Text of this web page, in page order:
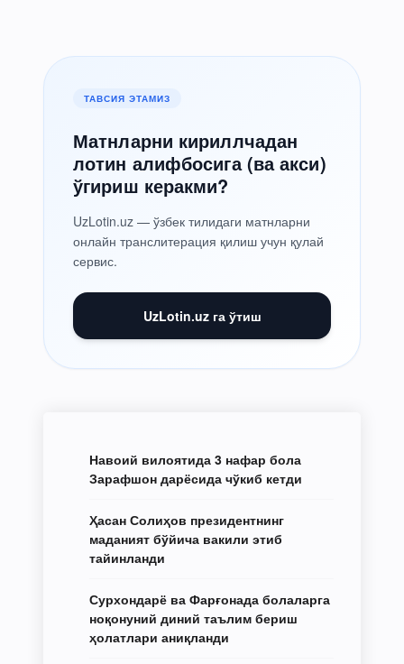
ТАВСИЯ ЭТАМИЗ
Матнларни кириллчадан
лотин алифбосига (ва акси)
ўгириш керакми?
UzLotin.uz — ўзбек тилидаги матнларни
онлайн транслитерация қилиш учун қулай
сервис.
UzLotin.uz га ўтиш
Навоий вилоятида 3 нафар бола
Зарафшон дарёсида чўкиб кетди
Ҳасан Солиҳов президентнинг
маданият бўйича вакили этиб
тайинланди
Сурхондарё ва Фарғонада болаларга
ноқонуний диний таълим бериш
ҳолатлари аниқланди